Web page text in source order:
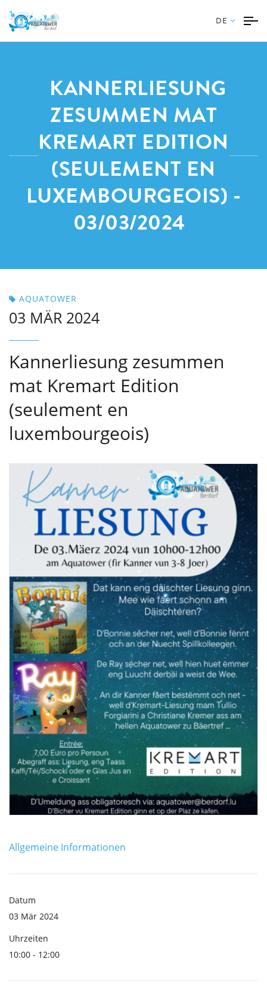
DE
KANNERLIESUNG
ZESUMMEN MAT
KREMART EDITION
(SEULEMENT EN
LUXEMBOURGEOIS) -
03/03/2024
AQUATOWER
03 MÄR 2024
Kannerliesung zesummen
mat Kremart Edition
(seulement en
luxembourgeois)
Allgemeine Informationen
Datum
03 Mär 2024
Uhrzeiten
10:00 - 12:00